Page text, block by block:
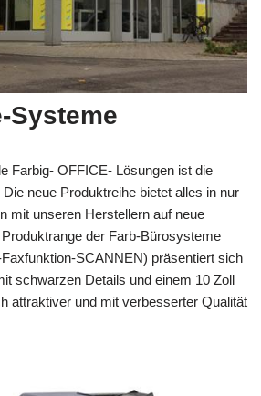
Systeme
Farbig- OFFICE- Lösungen ist die
neue Produktreihe bietet alles in nur
mit unseren Herstellern auf neue
der Farb-Bürosysteme
SCANNEN) präsentiert sich
schwarzen Details und einem 10 Zoll
attraktiver und mit verbesserter Qualität